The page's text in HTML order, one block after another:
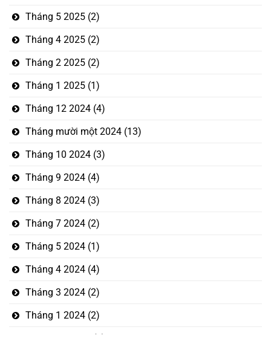
Tháng 5 2025 (2)
Tháng 4 2025 (2)
Tháng 2 2025 (2)
Tháng 1 2025 (1)
Tháng 12 2024 (4)
Tháng mười một 2024 (13)
Tháng 10 2024 (3)
Tháng 9 2024 (4)
Tháng 8 2024 (3)
Tháng 7 2024 (2)
Tháng 5 2024 (1)
Tháng 4 2024 (4)
Tháng 3 2024 (2)
Tháng 1 2024 (2)
(5)